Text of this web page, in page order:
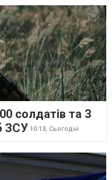
солдатів та 3
ЗСУ 10:13, Сьогодні